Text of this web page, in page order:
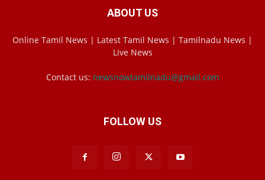
ABOUT US
Online Tamil News | Latest Tamil News | Tamilnadu News |
Live News
Contact us: newsnowtamilnadu@gmail.com
FOLLOW US